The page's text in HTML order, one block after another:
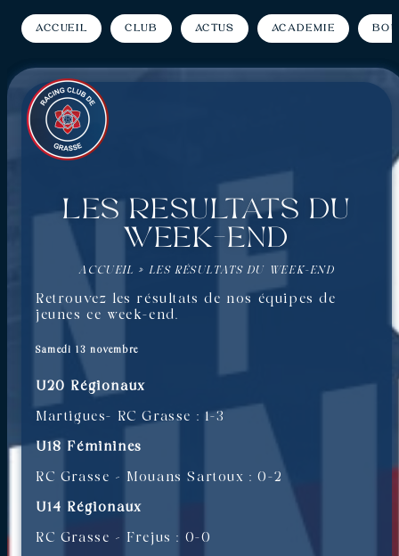
Accueil Club Actus Académie
Les résultats du
week-end
ACCUEIL » LES RÉSULTATS DU WEEK-END
Retrouvez les résultats de nos équipes de
jeunes ce week-end.
Samedi 13 novembre
U20 Régionaux
Martigues- RC Grasse : 1-3
U18 Féminines
RC Grasse – Mouans Sartoux : 0-2
U14 Régionaux
RC Grasse – Frejus : 0-0